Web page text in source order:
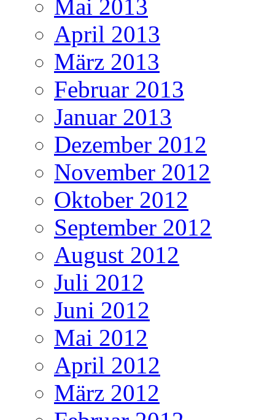
Mai 2013
April 2013
März 2013
Februar 2013
Januar 2013
Dezember 2012
November 2012
Oktober 2012
September 2012
August 2012
Juli 2012
Juni 2012
Mai 2012
April 2012
März 2012